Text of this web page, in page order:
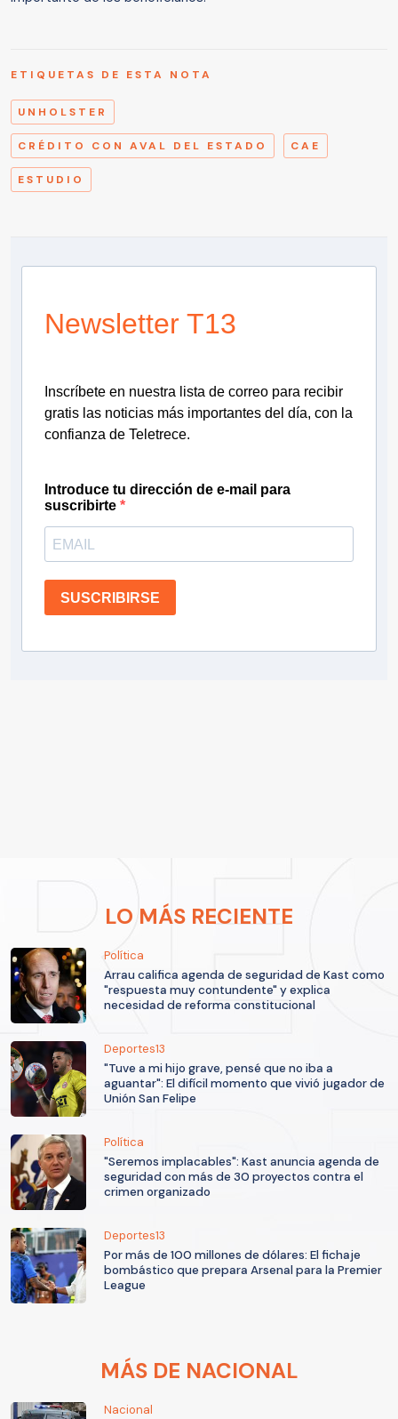
ETIQUETAS DE ESTA NOTA
UNHOLSTER
CRÉDITO CON AVAL DEL ESTADO CAE
ESTUDIO
Newsletter T13
Inscríbete en nuestra lista de correo para recibir
gratis las noticias más importantes del día, con la
confianza de Teletrece.
Introduce tu dirección de e-mail para
suscribirte
SUSCRIBIRSE
LO MÁS RECIENTE
Política
Arrau califica agenda de seguridad de Kast como
"respuesta muy contundente" y explica
necesidad de reforma constitucional
Deportes13
"Tuve a mi hijo grave, pensé que no iba a
aguantar": El difícil momento que vivió jugador de
Unión San Felipe
Política
"Seremos implacables": Kast anuncia agenda de
seguridad con más de 30 proyectos contra el
crimen organizado
Deportes13
Por más de 100 millones de dólares: El fichaje
bombástico que prepara Arsenal para la Premier
League
MÁS DE NACIONAL
Nacional